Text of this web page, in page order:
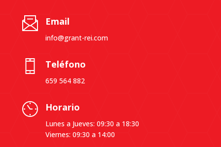
Email
info@grant-rei.com
Teléfono
659 564 882
Horario
Lunes a Jueves: 09:30 a 18:30
Viernes: 09:30 a 14:00